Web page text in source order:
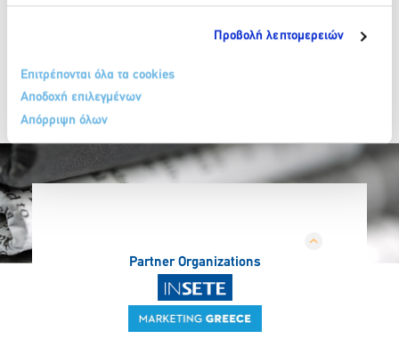
Προβολή λεπτομερειών
Επιτρέπονται όλα τα cookies
Αποδοχή επιλεγμένων
Απόρριψη όλων
Partner Organizations